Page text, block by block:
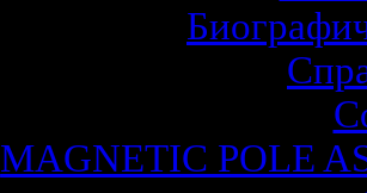
MAGNETIC POLE